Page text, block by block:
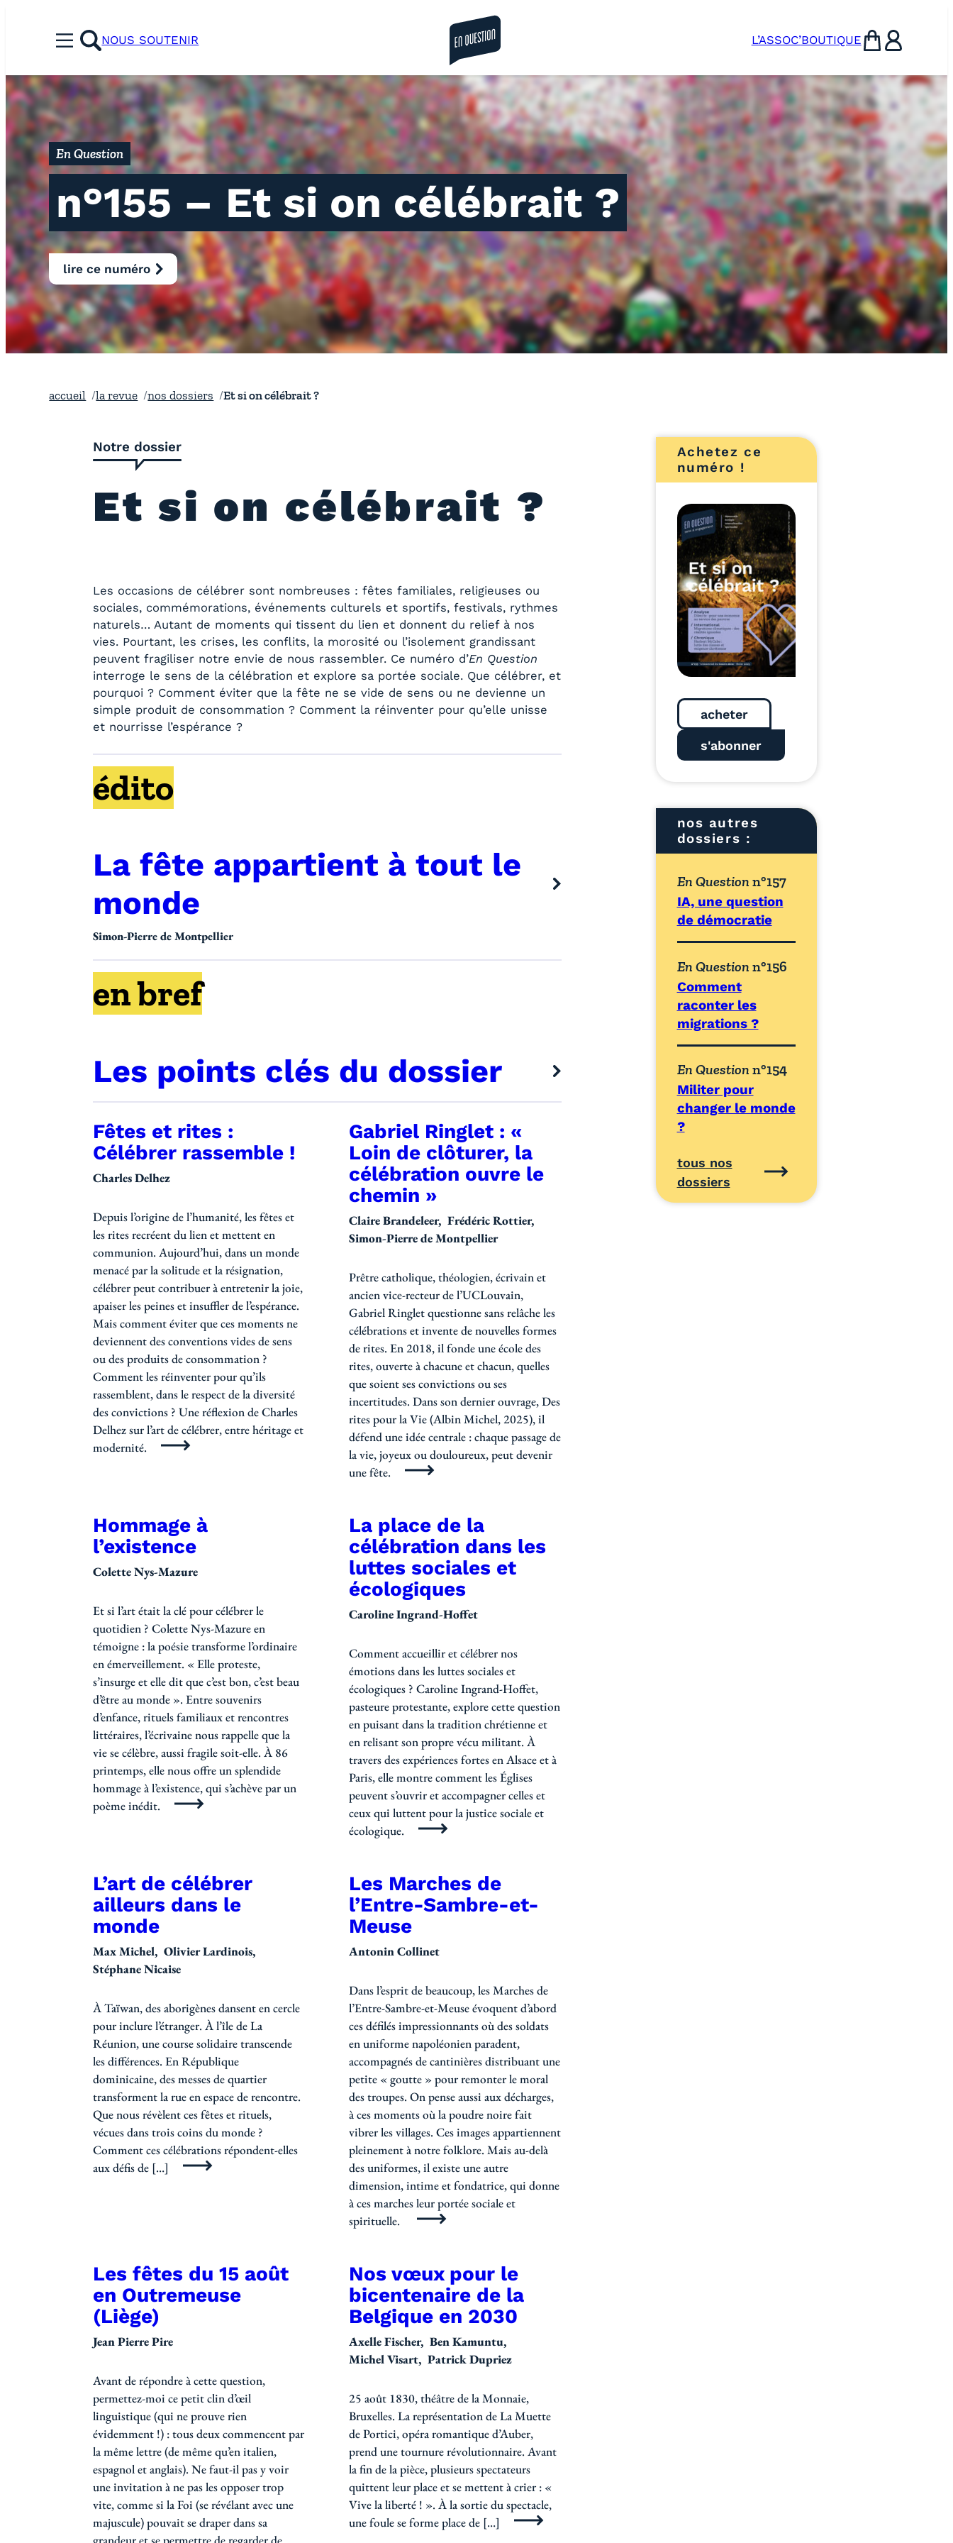
Menurechercher
NOUS SOUTENIR
la revue en question
L’ASSOC’BOUTIQUE
PanierUtilisateur
En Question
n°155 – Et si on célébrait ?
lire ce numéro
accueil la revue nos dossiers Et si on célébrait ?
Notre dossier
Et si on célébrait ?
Les occasions de célébrer sont nombreuses : fêtes familiales, religieuses ou
sociales, commémorations, événements culturels et sportifs, festivals, rythmes
naturels… Autant de moments qui tissent du lien et donnent du relief à nos
vies. Pourtant, les crises, les conflits, la morosité ou l’isolement grandissant
peuvent fragiliser notre envie de nous rassembler. Ce numéro d’En Question
interroge le sens de la célébration et explore sa portée sociale. Que célébrer, et
pourquoi ? Comment éviter que la fête ne se vide de sens ou ne devienne un
simple produit de consommation ? Comment la réinventer pour qu’elle unisse
et nourrisse l’espérance ?
édito
La fête appartient à tout le
monde
Simon-Pierre de Montpellier
en bref
Les points clés du dossier
Publications de la revue
Fêtes et rites :
Célébrer rassemble !
Charles Delhez
Depuis l’origine de l’humanité, les fêtes et
les rites recréent du lien et mettent en
communion. Aujourd’hui, dans un monde
menacé par la solitude et la résignation,
célébrer peut contribuer à entretenir la joie,
apaiser les peines et insuffler de l’espérance.
Mais comment éviter que ces moments ne
deviennent des conventions vides de sens
ou des produits de consommation ?
Comment les réinventer pour qu’ils
rassemblent, dans le respect de la diversité
des convictions ? Une réflexion de Charles
Delhez sur l’art de célébrer, entre héritage et
modernité.
Gabriel Ringlet : «
Loin de clôturer, la
célébration ouvre le
chemin »
Claire Brandeleer Frédéric Rottier
Simon-Pierre de Montpellier
Prêtre catholique, théologien, écrivain et
ancien vice-recteur de l’UCLouvain,
Gabriel Ringlet questionne sans relâche les
célébrations et invente de nouvelles formes
de rites. En 2018, il fonde une école des
rites, ouverte à chacune et chacun, quelles
que soient ses convictions ou ses
incertitudes. Dans son dernier ouvrage, Des
rites pour la Vie (Albin Michel, 2025), il
défend une idée centrale : chaque passage de
la vie, joyeux ou douloureux, peut devenir
une fête.
Hommage à
l’existence
Colette Nys-Mazure
Et si l’art était la clé pour célébrer le
quotidien ? Colette Nys-Mazure en
témoigne : la poésie transforme l’ordinaire
en émerveillement. « Elle proteste,
s’insurge et elle dit que c’est bon, c’est beau
d’être au monde ». Entre souvenirs
d’enfance, rituels familiaux et rencontres
littéraires, l’écrivaine nous rappelle que la
vie se célèbre, aussi fragile soit-elle. À 86
printemps, elle nous offre un splendide
hommage à l’existence, qui s’achève par un
poème inédit.
La place de la
célébration dans les
luttes sociales et
écologiques
Caroline Ingrand-Hoffet
Comment accueillir et célébrer nos
émotions dans les luttes sociales et
écologiques ? Caroline Ingrand-Hoffet,
pasteure protestante, explore cette question
en puisant dans la tradition chrétienne et
en relisant son propre vécu militant. À
travers des expériences fortes en Alsace et à
Paris, elle montre comment les Églises
peuvent s’ouvrir et accompagner celles et
ceux qui luttent pour la justice sociale et
écologique.
L’art de célébrer
ailleurs dans le
monde
Max Michel
Olivier Lardinois
Stéphane Nicaise
À Taïwan, des aborigènes dansent en cercle
pour inclure l’étranger. À l’île de La
Réunion, une course solidaire transcende
les différences. En République
dominicaine, des messes de quartier
transforment la rue en espace de rencontre.
Que nous révèlent ces fêtes et rituels,
vécues dans trois coins du monde ?
Comment ces célébrations répondent-elles
aux défis de […]
Les Marches de
l’Entre-Sambre-et-
Meuse
Antonin Collinet
Dans l’esprit de beaucoup, les Marches de
l’Entre-Sambre-et-Meuse évoquent d’abord
ces défilés impressionnants où des soldats
en uniforme napoléonien paradent,
accompagnés de cantinières distribuant une
petite « goutte » pour remonter le moral
des troupes. On pense aussi aux décharges,
à ces moments où la poudre noire fait
vibrer les villages. Ces images appartiennent
pleinement à notre folklore. Mais au-delà
des uniformes, il existe une autre
dimension, intime et fondatrice, qui donne
à ces marches leur portée sociale et
spirituelle.
Les fêtes du 15 août
en Outremeuse
(Liège)
Jean Pierre Pire
Avant de répondre à cette question,
permettez-moi ce petit clin d’œil
linguistique (qui ne prouve rien
évidemment !) : tous deux commencent par
la même lettre (de même qu’en italien,
espagnol et anglais). Ne faut-il pas y voir
une invitation à ne pas les opposer trop
vite, comme si la Foi (se révélant avec une
majuscule) pouvait se draper dans sa
Nos vœux pour le
bicentenaire de la
Belgique en 2030
Axelle Fischer Ben Kamuntu
Michel Visart
Patrick Dupriez
25 août 1830, théâtre de la Monnaie,
Bruxelles. La représentation de La Muette
de Portici, opéra romantique d’Auber,
prend une tournure révolutionnaire. Avant
la fin de la pièce, plusieurs spectateurs
quittent leur place et se mettent à crier : «
Vive la liberté ! ». À la sortie du spectacle,
une foule se forme place de […]
Achetez ce
numéro !
acheter
s'abonner
nos autres
dossiers :
IA, une question
de démocratie
En Question n°157
Comment
raconter les
migrations ?
En Question n°156
Militer pour
changer le monde
?
En Question n°154
tous nos
dossiers